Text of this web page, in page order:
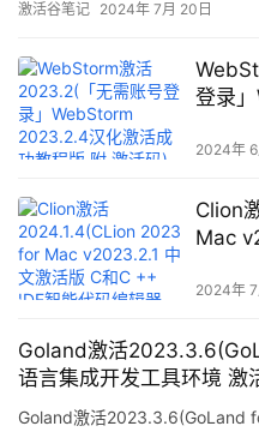
激活谷笔记 2024年 7月 20日
登录
2024年 6
Clion
Mac
M1均
2024年 7
Goland激活
语言集成开发工具环境 激
Goland激活2023.3.6(GoLand